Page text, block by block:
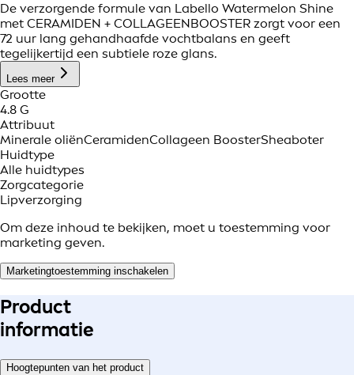
De verzorgende formule van Labello Watermelon Shine
met CERAMIDEN + COLLAGEENBOOSTER zorgt voor een
72 uur lang gehandhaafde vochtbalans en geeft
tegelijkertijd een subtiele roze glans.
Lees meer
Grootte
4.8 G
Attribuut
Minerale oliënCeramidenCollageen BoosterSheaboter
Huidtype
Alle huidtypes
Zorgcategorie
Lipverzorging
Om deze inhoud te bekijken, moet u toestemming voor
marketing geven.
Marketingtoestemming inschakelen
Product
informatie
Hoogtepunten van het product